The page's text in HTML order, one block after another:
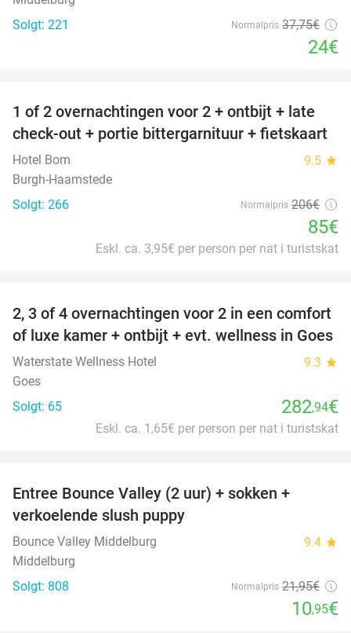
Solgt: 221
Normalpris 37,75€
24€
59%
1 of 2 overnachtingen voor 2 + ontbijt + late
check-out + portie bittergarnituur + fietskaart
Hotel Bom 9.5 star
Burgh-Haamstede
Solgt: 266
Normalpris 206€
85€
Eskl. ca. 3,95€ per person per nat i turistskat
2, 3 of 4 overnachtingen voor 2 in een comfort
of luxe kamer + ontbijt + evt. wellness in Goes
Waterstate Wellness Hotel 9.3 star
Goes
Solgt: 65
282,94€
Eskl. ca. 1,65€ per person per nat i turistskat
Entree Bounce Valley (2 uur) + sokken +
verkoelende slush puppy
Bounce Valley Middelburg 9.4 star
Middelburg
Solgt: 808
Normalpris 21,95€
10,95€